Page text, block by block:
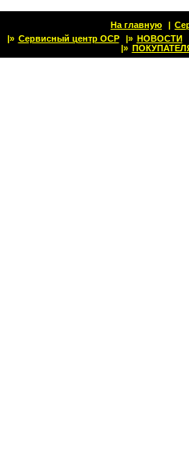
На главную |
|» Сервисный центр OCP |» НОВОСТИ
|»